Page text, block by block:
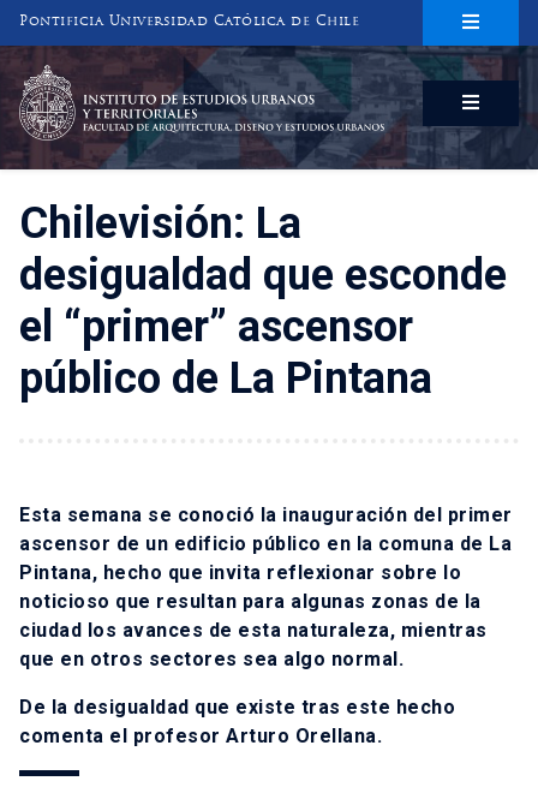
Pontificia Universidad Católica de Chile
INSTITUTO DE ESTUDIOS URBANOS
Y TERRITORIALES
FACULTAD DE ARQUITECTURA, DISEÑO Y ESTUDIOS URBANOS
Chilevisión: La
desigualdad que esconde
el “primer” ascensor
público de La Pintana
Esta semana se conoció la inauguración del primer
ascensor de un edificio público en la comuna de La
Pintana, hecho que invita reflexionar sobre lo
noticioso que resultan para algunas zonas de la
ciudad los avances de esta naturaleza, mientras
que en otros sectores sea algo normal.
De la desigualdad que existe tras este hecho
comenta el profesor Arturo Orellana.